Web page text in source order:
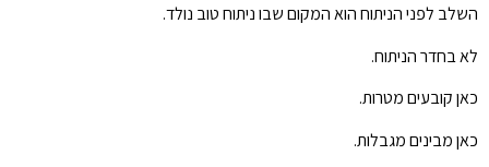
השלב לפני הניתוח הוא המקום שבו ניתוח טוב נולד.
לא בחדר הניתוח.
כאן קובעים מטרות.
כאן מבינים מגבלות.